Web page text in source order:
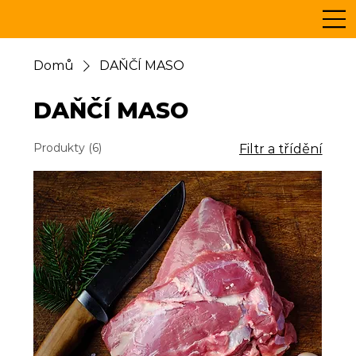
Domů DAŇČÍ MASO
DAŇČÍ MASO
Produkty (6) Filtr a třídění